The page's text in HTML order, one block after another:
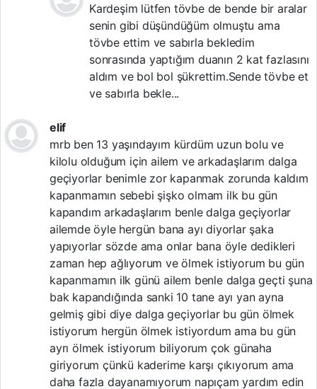
Kardeşim lütfen tövbe de bende bir aralar
senin gibi düşündüğüm olmuştu ama
tövbe ettim ve sabırla bekledim
sonrasında yaptığım duanın 2 kat fazlasını
aldım ve bol bol şükrettim.Sende tövbe et
ve sabırla bekle...
elif
mrb ben 13 yaşındayım kürdüm uzun bolu ve
kilolu olduğum için ailem ve arkadaşlarım dalga
geçiyorlar benimle zor kapanmak zorunda kaldım
kapanmamın sebebi şişko olmam ilk bu gün
kapandım arkadaşlarım benle dalga geçiyorlar
ailemde öyle hergün bana ayı diyorlar şaka
yapıyorlar sözde ama onlar bana öyle dedikleri
zaman hep ağlıyorum ve ölmek istiyorum bu gün
kapanmamın ilk günü ailem benle dalga geçti şuna
bak kapandığında sanki 10 tane ayı yan ayna
gelmiş gibi diye dalga geçiyorlar bu gün ölmek
istiyorum hergün ölmek istiyordum ama bu gün
ayrı ölmek istiyorum biliyorum çok günaha
giriyorum çünkü kaderime karşı çıkıyorum ama
daha fazla dayanamıyorum napıçam yardım edin